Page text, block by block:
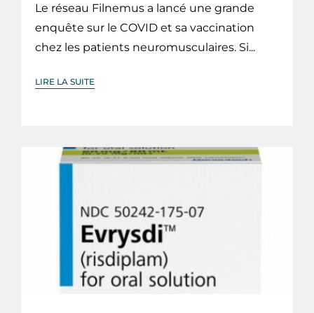
Le réseau Filnemus a lancé une grande
enquête sur le COVID et sa vaccination
chez les patients neuromusculaires. Si...
LIRE LA SUITE